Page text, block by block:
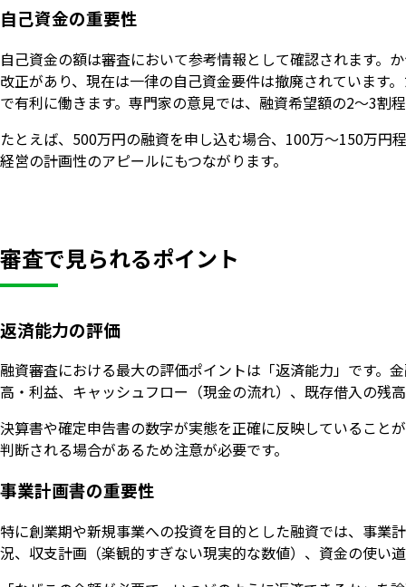
自己資金の重要性
自己資金の額は審査において参考情報として確認されます。
改正があり、現在は一律の自己資金要件は撤廃されています
で有利に働きます。専門家の意見では、融資希望額の2〜3割
たとえば、500万円の融資を申し込む場合、100万〜150万円
経営の計画性のアピールにもつながります。
審査で見られるポイント
返済能力の評価
融資審査における最大の評価ポイントは「返済能力」です。
高・利益、キャッシュフロー（現金の流れ）、既存借入の残
決算書や確定申告書の数字が実態を正確に反映していること
判断される場合があるため注意が必要です。
事業計画書の重要性
特に創業期や新規事業への投資を目的とした融資では、事業
況、収支計画（楽観的すぎない現実的な数値）、資金の使い